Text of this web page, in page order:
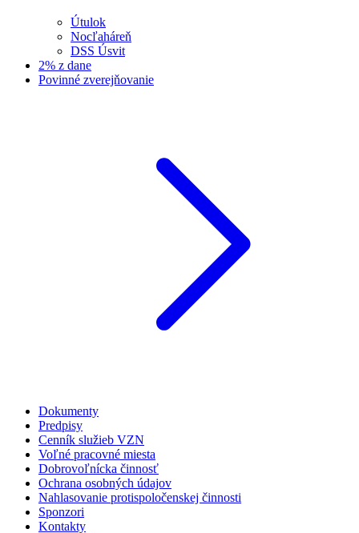
Útulok
Nocľaháreň
DSS Úsvit
2% z dane
Povinné zverejňovanie
Dokumenty
Predpisy
Cenník služieb VZN
Voľné pracovné miesta
Dobrovoľnícka činnosť
Ochrana osobných údajov
Nahlasovanie protispoločenskej činnosti
Sponzori
Kontakty